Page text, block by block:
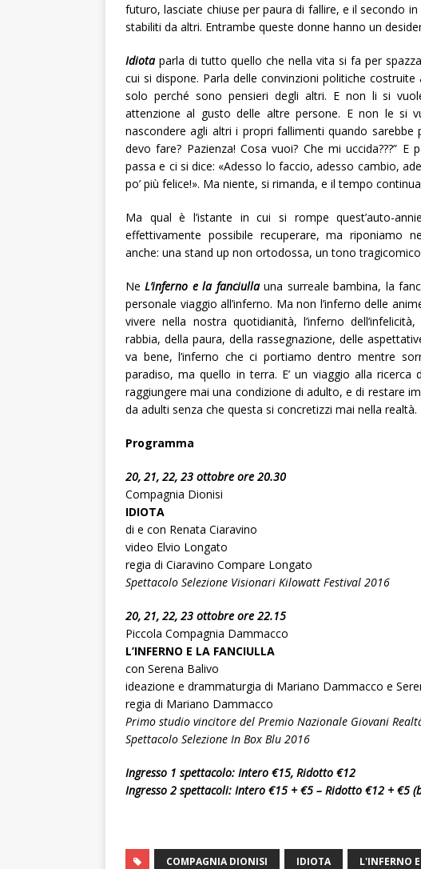
futuro, lasciate chiuse per paura di fallire, e il secondo
stabiliti da altri. Entrambe queste donne hanno un
Idiota parla di tutto quello che nella vita si fa per
cui si dispone. Parla delle convinzioni politiche
solo perché sono pensieri degli altri. E non li si
attenzione al gusto delle altre persone. E non le si
nascondere agli altri i propri fallimenti quando sarebbe
devo fare? Pazienza! Cosa vuoi? Che mi uccida???”
passa e ci si dice: «Adesso lo faccio, adesso cambio,
po’ più felice!». Ma niente, si rimanda, e il tempo
Ma qual è l’istante in cui si rompe quest’auto-
effettivamente possibile recuperare, ma riponiamo
anche: una stand up non ortodossa, un tono
NeL’inferno e la fanciulla una surreale bambina, la
personale viaggio all’inferno. Ma non l’inferno delle
vivere nella nostra quotidianità, l’inferno
rabbia, della paura, della rassegnazione, delle
va bene, l’inferno che ci portiamo dentro mentre
paradiso, ma quello in terra. E’ un viaggio alla
raggiungere mai una condizione di adulto, e di restare
da adulti senza che questa si concretizzi mai nella realtà.
Programma
20, 21, 22, 23 ottobre ore 20.30
Compagnia Dionisi
IDIOTA
di e con Renata Ciaravino
video Elvio Longato
regia di Ciaravino Compare Longato
Spettacolo Selezione Visionari Kilowatt Festival 2016
20, 21, 22, 23 ottobre ore 22.15
Piccola Compagnia Dammacco
L’INFERNO E LA FANCIULLA
con Serena Balivo
ideazione e drammaturgia di Mariano Dammacco e
regia di Mariano Dammacco
Primo studio vincitore del Premio Nazionale Giovani
Spettacolo Selezione In Box Blu 2016
Ingresso 1 spettacolo: Intero €15, Ridotto €12
Ingresso 2 spettacoli: Intero €15 + €5 – Ridotto €12 + €5
COMPAGNIA DIONISI IDIOTA L'INFERNO